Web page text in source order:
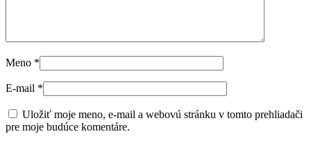
Meno *
E-mail *
Uložiť moje meno, e-mail a webovú stránku v tomto prehliadači
pre moje budúce komentáre.